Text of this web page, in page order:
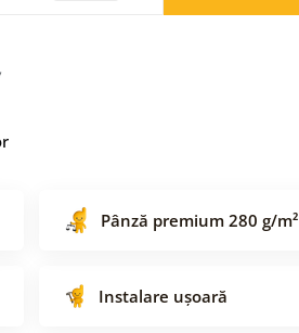
Pânză premium 280 g/m²
Instalare ușoară